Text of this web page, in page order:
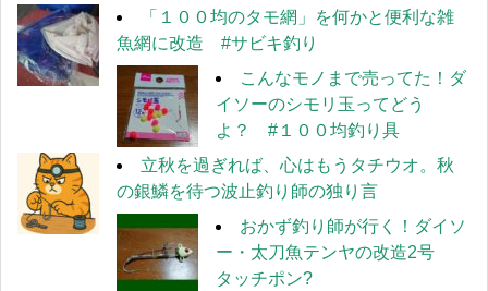
「１００均のタモ網」を何かと便利な雑
魚網に改造 #サビキ釣り
こんなモノまで売ってた！ダ
イソーのシモリ玉ってどう
よ？ #１００均釣り具
立秋を過ぎれば、心はもうタチウオ。秋
の銀鱗を待つ波止釣り師の独り言
おかず釣り師が行く！ダイソ
ー・太刀魚テンヤの改造2号
タッチポン?